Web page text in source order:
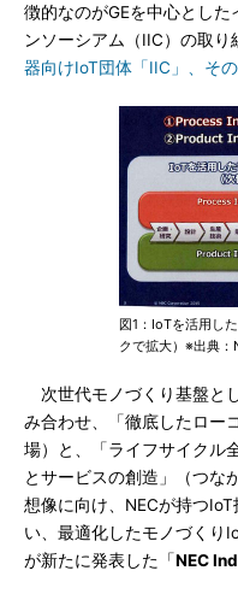
徴的なのがGEを中心とし
ンソーシアム（IIC）の取り
器向けIoT団体「IIC」、そ
図1：IoTを活用し
クで拡大）※出典：
次世代モノづくり基盤と
み合わせ、「徹底したロー
場）と、「ライフサイクル
とサービスの創造」（つな
想像に向け、NECが持つ
い、最適化したモノづくり
が新たに発表した「NEC